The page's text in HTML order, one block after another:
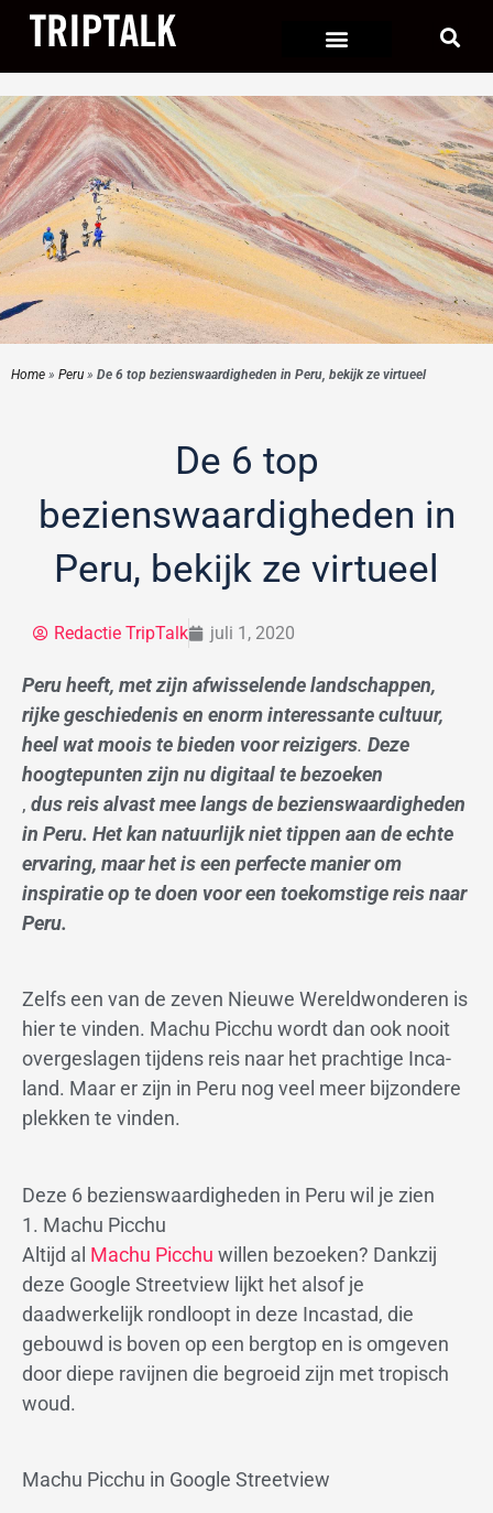
de
inhoud
Home » Peru » De 6 top bezienswaardigheden in Peru, bekijk ze virtueel
De 6 top
bezienswaardigheden in
Peru, bekijk ze virtueel
Redactie TripTalk juli 1, 2020
Peru heeft, met zijn afwisselende landschappen,
rijke geschiedenis en enorm interessante cultuur,
heel wat moois te bieden voor reizigers. Deze
hoogtepunten zijn nu digitaal te bezoeken
, dus reis alvast mee langs de bezienswaardigheden
in Peru. Het kan natuurlijk niet tippen aan de echte
ervaring, maar het is een perfecte manier om
inspiratie op te doen voor een toekomstige reis naar
Peru.
Zelfs een van de zeven Nieuwe Wereldwonderen is
hier te vinden. Machu Picchu wordt dan ook nooit
overgeslagen tijdens reis naar het prachtige Inca-
land. Maar er zijn in Peru nog veel meer bijzondere
plekken te vinden.
Deze 6 bezienswaardigheden in Peru wil je zien
1. Machu Picchu
Altijd al Machu Picchu willen bezoeken? Dankzij
deze Google Streetview lijkt het alsof je
daadwerkelijk rondloopt in deze Incastad, die
gebouwd is boven op een bergtop en is omgeven
door diepe ravijnen die begroeid zijn met tropisch
woud.
Machu Picchu in Google Streetview